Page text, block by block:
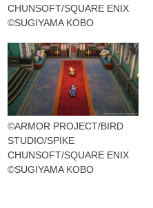
CHUNSOFT/SQUARE ENIX
©SUGIYAMA KOBO
©ARMOR PROJECT/BIRD
STUDIO/SPIKE
CHUNSOFT/SQUARE ENIX
©SUGIYAMA KOBO